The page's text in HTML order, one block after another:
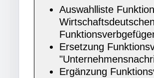
Auswahlliste
Ersetzung
Ergänzung